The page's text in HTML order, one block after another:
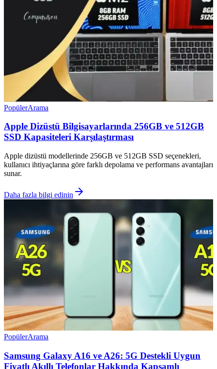
PopülerArama
Apple Dizüstü Bilgisayarlarında 256GB ve 512GB
SSD Kapasiteleri Karşılaştırması
Apple dizüstü modellerinde 256GB ve 512GB SSD seçenekleri,
kullanıcı ihtiyaçlarına göre farklı depolama ve performans avantajları
sunar.
Daha fazla bilgi edinin
PopülerArama
Samsung Galaxy A16 ve A26: 5G Destekli Uygun
Fiyatlı Akıllı Telefonlar Hakkında Kapsamlı